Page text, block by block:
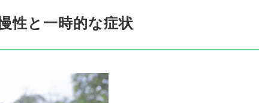
性と一時的な症状